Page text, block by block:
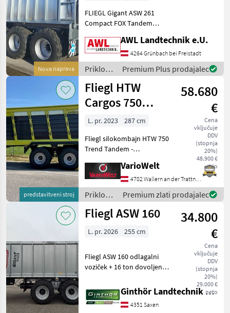
Nova naprava
FLIEGL Gigant ASW 261
Compact FOX Tandem
Gesamtgewicht 21.000 kg
mit K 80 Kugelkopf,
Parabelfederung GIGANT
PLUS–Aggregat, Lenkachse
hydraulis
AWL Landtechnik e.U.
4264 Grünbach bei Freistadt
Priklopniki
/ Fliegl
Premium Plus prodajalec
predstavitveni stroj
Fliegl HTW
Cargos 750
Trend
58.680
€
Cena
vključuje
DDV
(stopnja
20%)
48.900 €
neto
L. pr. 2023
287 cm
Fliegl silokombajn HTW 750
Trend Tandem -
prostora DIN 44, 5 m³,
zložena 52 m³ - dovoljena
skupna teža 23 t - Spodnja
vlečna kljuka s kr
VarioWelt
4702 Wallern an der Trattnach
Priklopniki
/ Fliegl
Premium zlati prodajalec
Fliegl ASW 160
34.800
€
Cena
vključuje
DDV
(stopnja
20%)
29.000 €
neto
L. pr. 2026 255 cm
Fliegl ASW 160 odlagalni
voziček + 16 ton dovoljene
priklopno napravo /
zgornje priklopno napravo,
obe možnosti + 40 km/h
Ginthör Landtechnik GmbH
4351 Saxen